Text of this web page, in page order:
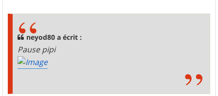
neyod80 a écrit :
Pause pipi